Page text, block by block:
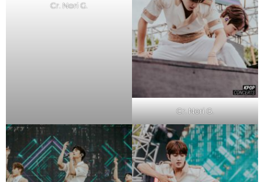
Cr. Nori G.
Cr. Nori G.